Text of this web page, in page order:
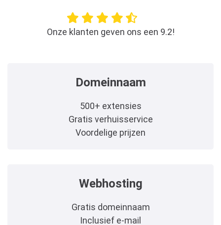
Onze klanten geven ons een 9.2!
Domeinnaam
500+ extensies
Gratis verhuisservice
Voordelige prijzen
Webhosting
Gratis domeinnaam
Inclusief e-mail